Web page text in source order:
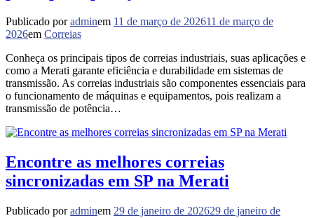
Publicado poradminem 11 de março de 202611 de março de
2026em Correias
Conheça os principais tipos de correias industriais, suas aplicações e
como a Merati garante eficiência e durabilidade em sistemas de
transmissão. As correias industriais são componentes essenciais para
o funcionamento de máquinas e equipamentos, pois realizam a
transmissão de potência…
Encontre as melhores correias
sincronizadas em SP na Merati
Publicado poradminem 29 de janeiro de 202629 de janeiro de